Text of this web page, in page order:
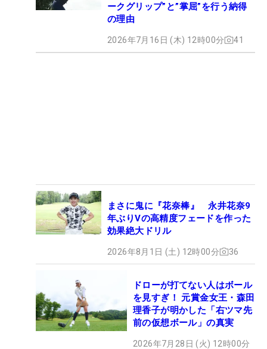
ークグリップ”と”掌屈”を行う納得
の理由
2026年7月16日 (木) 12時00分 41
まさに鬼に『花奈棒』 永井花奈9
年ぶりVの高精度フェードを作った
効果絶大ドリル
2026年8月1日 (土) 12時00分 36
ドローが打てない人はボール
を見すぎ！ 元賞金女王・森田
理香子が明かした「右ツマ先
前の仮想ボール」の真実
2026年7月28日 (火) 12時00分